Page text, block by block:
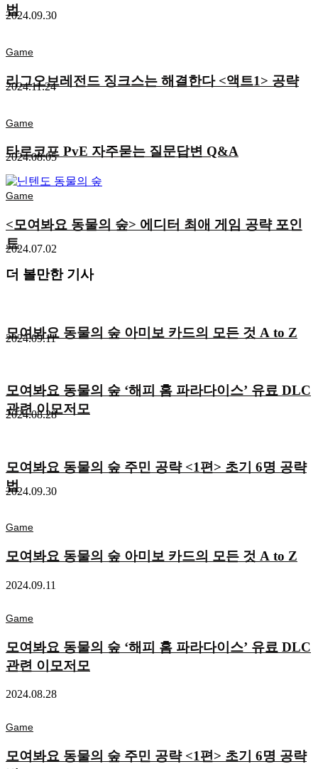
법
2024.09.30
Game
리그오브레전드 징크스는 해결한다 <액트1> 공략
2024.11.24
Game
타르코프 PvE 자주묻는 질문답변 Q&A
2024.08.05
Game
<모여봐요 동물의 숲> 에디터 최애 게임 공략 포인
트
2024.07.02
더 볼만한 기사
모여봐요 동물의 숲 아미보 카드의 모든 것 A to Z
2024.09.11
모여봐요 동물의 숲 ‘해피 홈 파라다이스’ 유료 DLC
관련 이모저모
2024.08.28
모여봐요 동물의 숲 주민 공략 <1편> 초기 6명 공략
법
2024.09.30
Game
모여봐요 동물의 숲 아미보 카드의 모든 것 A to Z
2024.09.11
Game
모여봐요 동물의 숲 ‘해피 홈 파라다이스’ 유료 DLC
관련 이모저모
2024.08.28
Game
모여봐요 동물의 숲 주민 공략 <1편> 초기 6명 공략